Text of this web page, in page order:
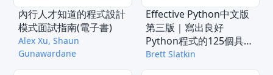
內行人才知道的程式設計
模式面試指南(電子書)
Alex Xu, Shaun
Gunawardane
Effective Python中文版
第三版｜寫出良好
Python程式的125個具體
做法(電子書)
Brett Slatkin